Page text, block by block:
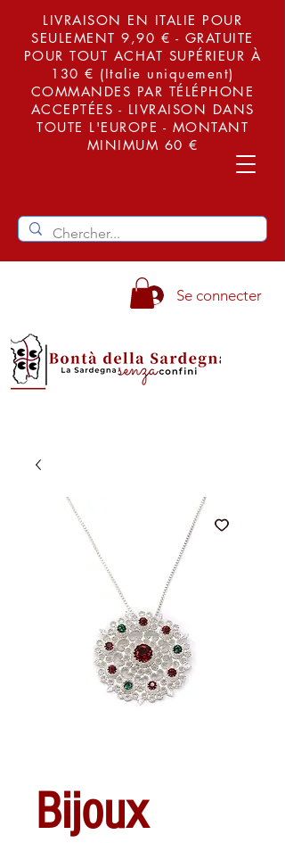
LIVRAISON EN ITALIE POUR
SEULEMENT 9,90 € - GRATUITE
POUR TOUT ACHAT SUPÉRIEUR À
130 € (Italie uniquement)
COMMANDES PAR TÉLÉPHONE
ACCEPTÉES - LIVRAISON DANS
TOUTE L'EUROPE - MONTANT
MINIMUM 60 €
Se connecter
Bijoux